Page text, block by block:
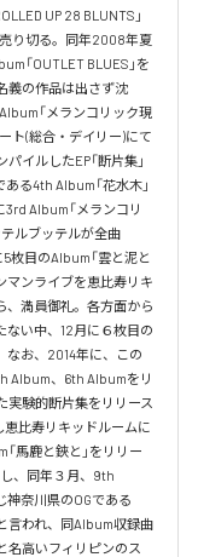
UP 28 BLUNTS」
り切る。同年2008年夏
「OUTLET BLUES」を
義の作品は出さず沈
「メランコリック現
ト(総合・デイリー)にて
イルしたEP「断片集」
る4th Album「花水木」
Album「メランコリ
ルブッテルが全曲
枚目のAlbum「雲と泥と
マンライブを恵比寿リキ
、満員御礼。各方面から
い中、12月に６枚目の
なお、2014年に、この
Album、6th Albumをリ
実験的断片集をリリース
恵比寿リキッドルームに
馬鹿と鋏と」をリリー
し、同年３月、9th
神奈川県のOGである
言われ、同Album収録曲
名高いフィリピンのス